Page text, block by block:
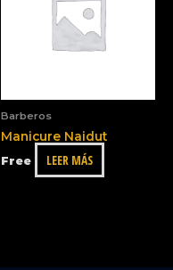
Barberos
Manicure Naidut
Free LEER MÁS